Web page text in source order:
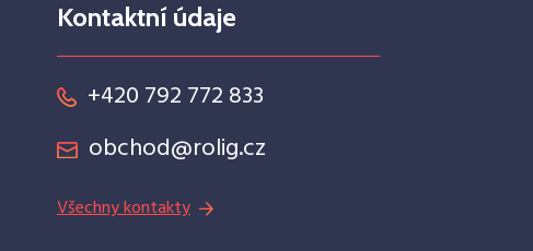
Kontaktní údaje
+420 792 772 833
obchod@rolig.cz
Všechny kontakty